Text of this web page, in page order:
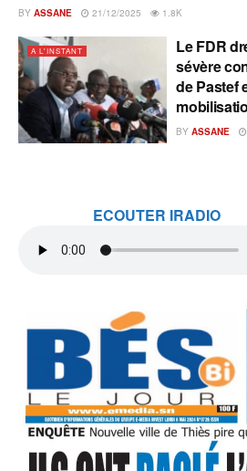
BY ASSANE 21/12/2025 1.8K
A L'INSTANT
Le FDR
sévère
de Pastef
BY ASSANE
ECOUTER IRADIO